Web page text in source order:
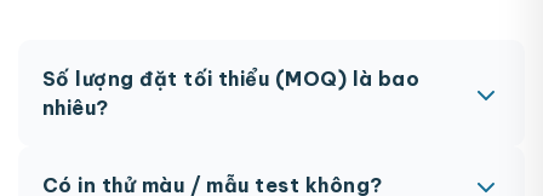
Số lượng đặt tối thiểu (MOQ) là bao
nhiêu?
đặc biệt có thể có MOQ khác nhau.
Có in thử màu / mẫu test không?